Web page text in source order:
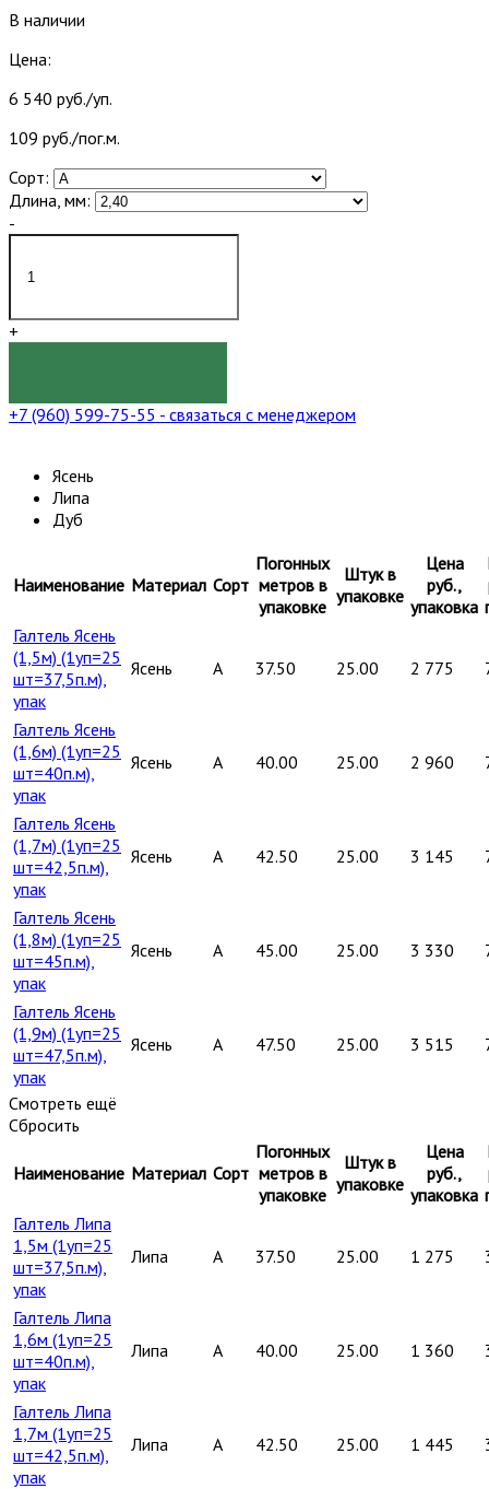
В наличии
Цена:
6 540 руб./уп.
109 руб./пог.м.
Сорт:
Длина, мм:
-
+
+7 (960) 599-75-55 - связаться с менеджером
Ясень
Липа
Дуб
Наименование Материал Сорт
Погонных
метров в
упаковке
Штук в
упаковке
Цена
руб.,
упаковка
Галтель Ясень
(1,5м) (1уп=25
шт=37,5п.м),
упак
Ясень A 37.50 25.00 2 775
Галтель Ясень
(1,6м) (1уп=25
шт=40п.м),
упак
Ясень A 40.00 25.00 2 960
Галтель Ясень
(1,7м) (1уп=25
шт=42,5п.м),
упак
Ясень A 42.50 25.00 3 145
Галтель Ясень
(1,8м) (1уп=25
шт=45п.м),
упак
Ясень A 45.00 25.00 3 330
Галтель Ясень
(1,9м) (1уп=25
шт=47,5п.м),
упак
Ясень A 47.50 25.00 3 515
Смотреть ещё
Сбросить
Наименование Материал Сорт
Погонных
метров в
упаковке
Штук в
упаковке
Цена
руб.,
упаковка
Галтель Липа
1,5м (1уп=25
шт=37,5п.м),
упак
Липа A 37.50 25.00 1 275
Галтель Липа
1,6м (1уп=25
шт=40п.м),
упак
Липа A 40.00 25.00 1 360
Галтель Липа
1,7м (1уп=25
шт=42,5п.м),
упак
Липа A 42.50 25.00 1 445